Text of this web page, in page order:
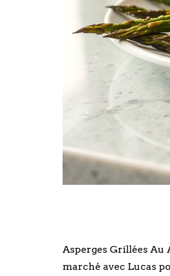
Asperges Grillées Au
marché avec Lucas